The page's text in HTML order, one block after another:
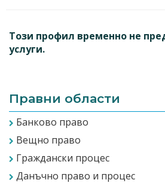
Този профил временно не
услуги.
Правни области
Банково право
Вещно право
Граждански процес
Данъчно право и процес